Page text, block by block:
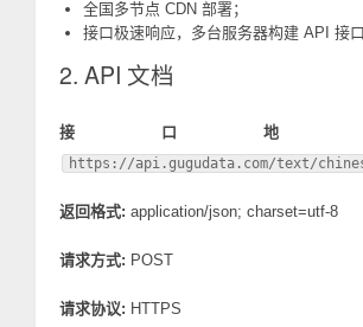
全国多节点 CDN 部署；
接口极速响应，多台服务器构建 API 接口
2. API 文档
接口地
https://api.gugudata.com/text/
返回格式: application/json; charset=utf-8
请求方式: POST
请求协议: HTTPS